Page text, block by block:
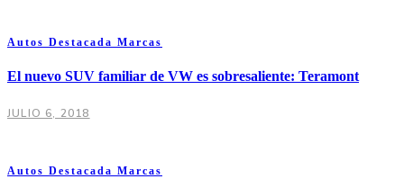
Autos Destacada Marcas
El nuevo SUV familiar de VW es sobresaliente: Teramont
JULIO 6, 2018
Autos Destacada Marcas